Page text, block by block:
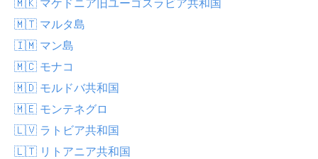
🇲🇹 マルタ島
🇮🇲 マン島
🇲🇨 モナコ
🇲🇩 モルドバ共和国
🇲🇪 モンテネグロ
🇱🇻 ラトビア共和国
🇱🇹 リトアニア共和国